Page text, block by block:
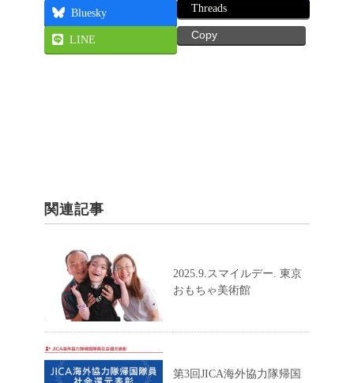
Bluesky Threads
LINE Copy
関連記事
2025.9.スマイルデー. 東京
おもちゃ美術館
第3回JICA海外協力隊帰国